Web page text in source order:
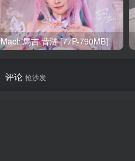
Machi馬吉 昔涟 [77P-790MB]
评论 抢沙发